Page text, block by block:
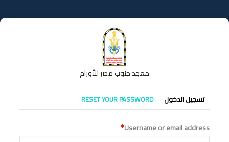
إلى
المحتوى
معهد جنوب مصر للأورام
التبويبات
الأساسية
تسجيل الدخول RESET YOUR PASSWORD
Username or email address